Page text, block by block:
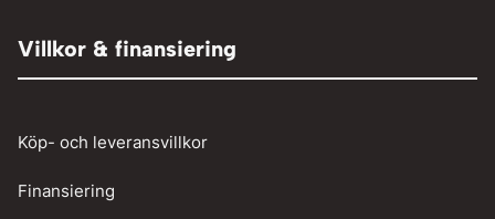
Verkstadstvätt
Vinschar
Person och paketbil
Villkor & finansiering
Köp- och leveransvillkor
Finansiering